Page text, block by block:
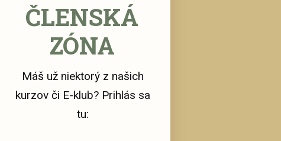
ČLENSKÁ
ZÓNA
Máš už niektorý z našich
kurzov či E-klub? Prihlás sa
tu: